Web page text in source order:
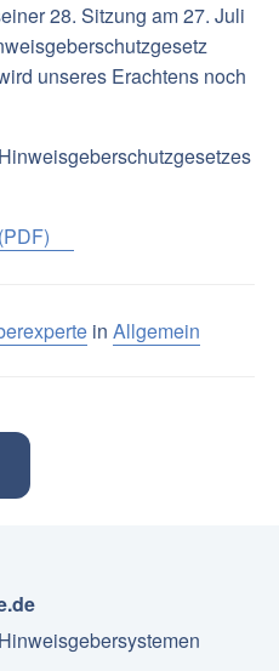
28. Sitzung am 27. Juli
unseres Erachtens noch
in Allgemein